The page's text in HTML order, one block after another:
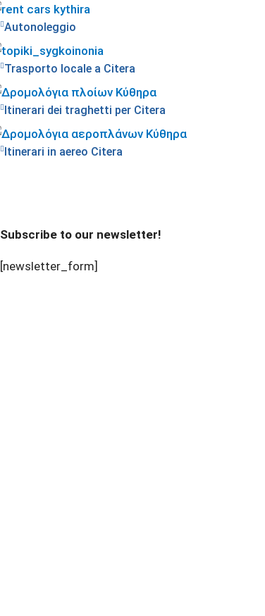
Autonoleggio
Trasporto locale a Citera
Itinerari dei traghetti per Citera
Itinerari in aereo Citera
Subscribe to our newsletter!
[newsletter_form]